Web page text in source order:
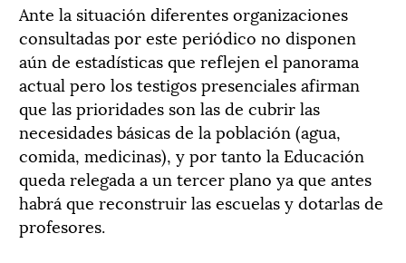
Ante la situación diferentes organizaciones
consultadas por este periódico no disponen
aún de estadísticas que reflejen el panorama
actual pero los testigos presenciales afirman
que las prioridades son las de cubrir las
necesidades básicas de la población (agua,
comida, medicinas), y por tanto la Educación
queda relegada a un tercer plano ya que antes
habrá que reconstruir las escuelas y dotarlas de
profesores.